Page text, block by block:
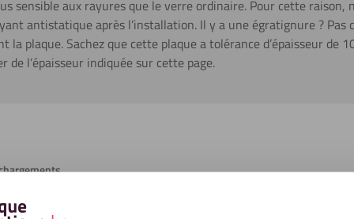
sensible aux rayures que le verre ordinaire. Pour cette raison,
antistatique après l’installation. Il y a une égratignure ? Pas
la plaque. Sachez que cette plaque a tolérance d’épaisseur de
l’épaisseur indiquée sur cette page.